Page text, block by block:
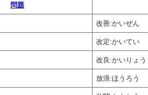
問題
改善:かいぜん
改定:かいてい
改良:かいりょう
放浪:ほうろう